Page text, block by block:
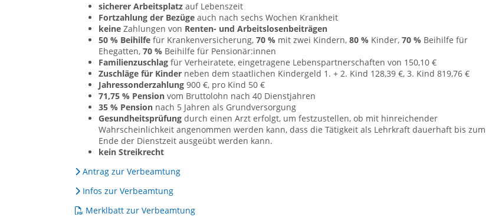
sicherer Arbeitsplatz auf Lebenszeit
Fortzahlung der Bezüge auch nach sechs Wochen Krankheit
keine Zahlungen von Renten- und Arbeitslosenbeiträgen
50 % Beihilfe für Krankenversicherung, 70 % mit zwei Kindern, 80 % Kinder, 70 % Beihilfe für
Ehegatten, 70 % Beihilfe für Pensionär:innen
Familienzuschlag für Verheiratete, eingetragene Lebenspartnerschaften von 150,10 €
Zuschläge für Kinder neben dem staatlichen Kindergeld 1. + 2. Kind 128,39 €, 3. Kind 819,76 €
Jahressonderzahlung 900 €, pro Kind 50 €
71,75 % Pension vom Bruttolohn nach 40 Dienstjahren
35 % Pension nach 5 Jahren als Grundversorgung
Gesundheitsprüfung durch einen Arzt erfolgt, um festzustellen, ob mit hinreichender
Wahrscheinlichkeit angenommen werden kann, dass die Tätigkeit als Lehrkraft dauerhaft bis zum
Ende der Dienstzeit ausgeübt werden kann.
kein Streikrecht
Antrag zur Verbeamtung
Infos zur Verbeamtung
Merklbatt zur Verbeamtung